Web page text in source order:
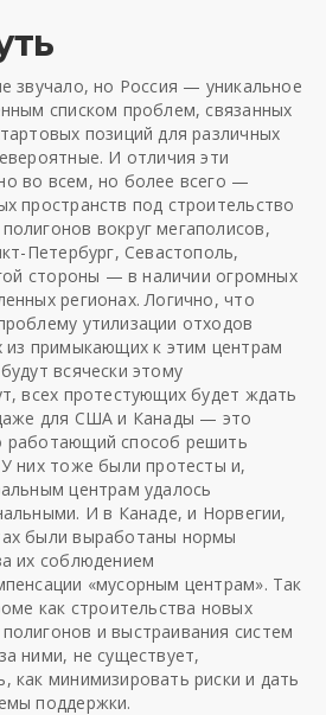
звучало, но Россия — уникальное
списком проблем, связанных
позиций для различных
И отличия эти
во всем, но более всего —
пространств под строительство
вокруг мегаполисов,
Петербург, Севастополь,
стороны — в наличии огромных
регионах. Логично, что
утилизации отходов
из примыкающих к этим центрам
всячески этому
всех протестующих будет ждать
для США и Канады — это
работающий способ решить
них тоже были протесты и,
центрам удалось
И в Канаде, и Норвегии,
были выработаны нормы
их соблюдением
«мусорным центрам». Так
как строительства новых
и выстраивания систем
ними, не существует,
как минимизировать риски и дать
поддержки.